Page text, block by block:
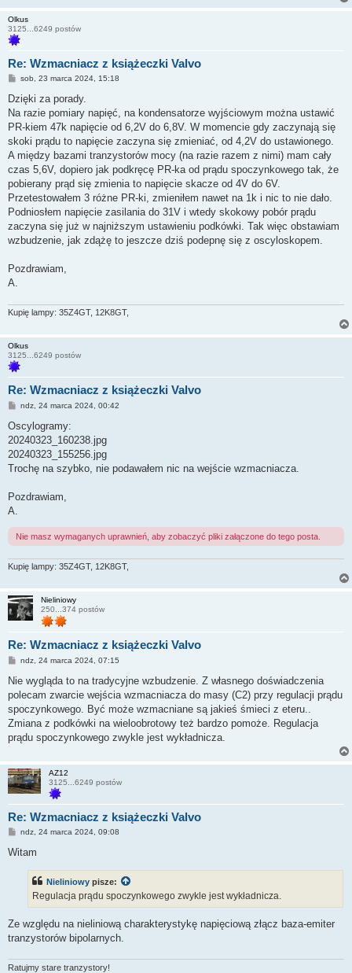
Olkus
3125...6249 postów
Re: Wzmacniacz z książeczki Valvo
P
s
sob, 23 marca 2024, 15:18
Dzięki za porady.
Na razie pomiary napięć, na kondensatorze wyjściowym można ustawić
PR-kiem 47k napięcie od 6,2V do 6,8V. W momencie gdy zaczynają się
skoki prądu to napięcie zaczyna się zmieniać, od 4,2V do ustawionego.
A między bazami tranzystorów mocy (na razie razem z nimi) mam cały
czas 5,6V, dopiero jak podkręcę PR-ka od prądu spoczynkowego tak, że
pobierany prąd się zmienia to napięcie skacze od 4V do 6V.
Przetestowałem 3 różne PR-ki, zmieniłem nawet na 1k i nic to nie dało.
Podniosłem napięcie zasilania do 31V i wtedy skokowy pobór prądu
zaczyna się już w najniższym ustawieniu podkówki. Tak więc obstawiam
wzbudzenie, jak zdążę to jeszcze dziś podepnę się z oscyloskopem.
Pozdrawiam,
A.
Kupię lampy: 35Z4GT, 12K8GT,
Olkus
3125...6249 postów
Re: Wzmacniacz z książeczki Valvo
P
s
ndz, 24 marca 2024, 00:42
Oscylogramy:
20240323_160238.jpg
20240323_155256.jpg
Trochę na szybko, nie podawałem nic na wejście wzmacniacza.
Pozdrawiam,
A.
Nie masz wymaganych uprawnień, aby zobaczyć pliki załączone do tego posta.
Kupię lampy: 35Z4GT, 12K8GT,
Nieliniowy
250...374 postów
Re: Wzmacniacz z książeczki Valvo
P
s
ndz, 24 marca 2024, 07:15
Nie wygląda to na tradycyjne wzbudzenie. Z własnego doświadczenia
polecam zwarcie wejścia wzmacniacza do masy (C2) przy regulacji prądu
spoczynkowego. Być może wzmacniane są jakieś śmieci z eteru..
Zmiana z podkówki na wieloobrotowy też bardzo pomoże. Regulacja
prądu spoczynkowego zwykle jest wykładnicza.
AZ12
3125...6249 postów
Re: Wzmacniacz z książeczki Valvo
P
s
ndz, 24 marca 2024, 09:08
Witam
Nieliniowy pisze:
Regulacja prądu spoczynkowego zwykle jest wykładnicza.
Ze względu na nieliniową charakterystykę napięciową złącz baza-emiter
tranzystorów bipolarnych.
Ratujmy stare tranzystory!